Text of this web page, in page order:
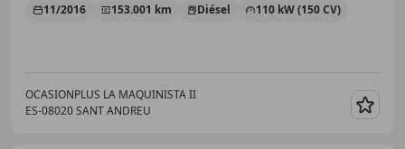
11/2016 153.001 km Diésel 110 kW (150 CV)
OCASIONPLUS LA MAQUINISTA II
ES-08020 SANT ANDREU